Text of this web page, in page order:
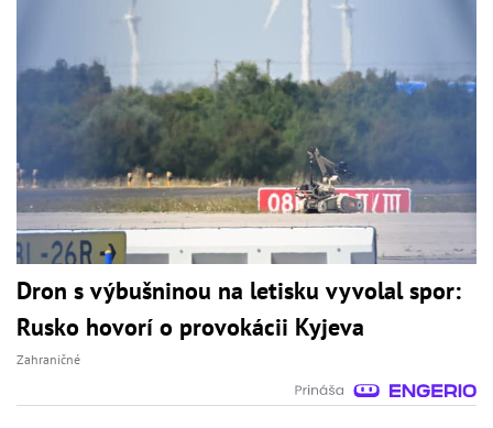
Dron s výbušninou na letisku vyvolal spor:
Rusko hovorí o provokácii Kyjeva
Zahraničné